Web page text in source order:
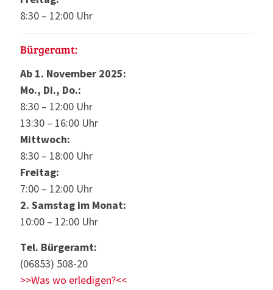
8:30 – 12:00 Uhr
Bürgeramt:
Ab 1. November 2025:
Mo., Di., Do.:
8:30 – 12:00 Uhr
13:30 – 16:00 Uhr
Mittwoch:
8:30 – 18:00 Uhr
Freitag:
7:00 – 12:00 Uhr
2. Samstag im Monat:
10:00 – 12:00 Uhr
Tel. Bürgeramt:
(06853) 508-20
>>Was wo erledigen?<<